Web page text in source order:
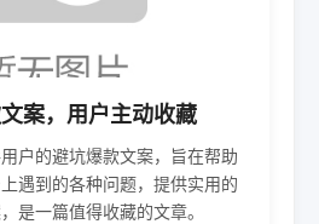
案，用户主动收藏
户的避坑爆款文案，旨在帮助
遇到的各种问题，提供实用的
是一篇值得收藏的文章。